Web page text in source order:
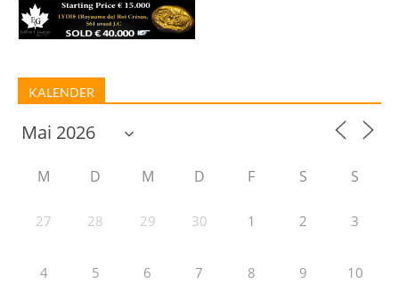
KALENDER
M D M D F S S
27 28 29 30 1 2 3
4 5 6 7 8 9 10